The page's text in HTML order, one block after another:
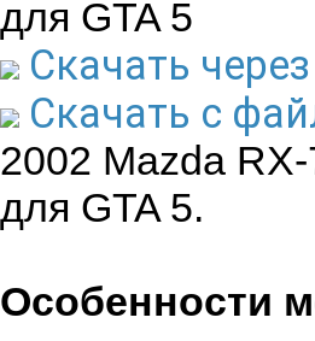
Скачать
Скачать с
2002 Mazda
для GTA 5.
Особенности